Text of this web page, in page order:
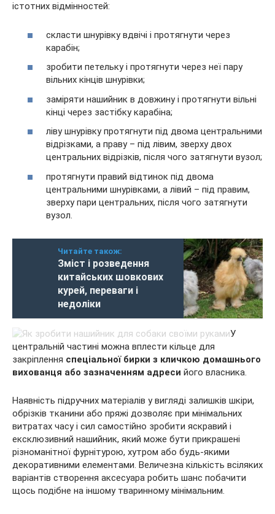
істотних відмінностей:
скласти шнурівку вдвічі і протягнути через
карабін;
зробити петельку і протягнути через неї пару
вільних кінців шнурівки;
заміряти нашийник в довжину і протягнути вільні
кінці через застібку карабіна;
ліву шнурівку протягнути під двома центральними
відрізками, а праву – під лівим, зверху двох
центральних відрізків, після чого затягнути вузол;
протягнути правий відтинок під двома
центральними шнурівками, а лівий – під правим,
зверху пари центральних, після чого затягнути
вузол.
Читайте також:
Зміст і розведення
китайських шовкових
курей, переваги і
недоліки
У
центральній частині можна вплести кільце для
закріплення спеціальної бирки з кличкою домашнього
вихованця або зазначенням адреси його власника.
Наявність підручних матеріалів у вигляді залишків шкіри,
обрізків тканини або пряжі дозволяє при мінімальних
витратах часу і сил самостійно зробити яскравий і
ексклюзивний нашийник, який може бути прикрашені
різноманітної фурнітурою, хутром або будь-якими
декоративними елементами. Величезна кількість всіляких
варіантів створення аксесуара робить шанс побачити
щось подібне на іншому тваринному мінімальним.